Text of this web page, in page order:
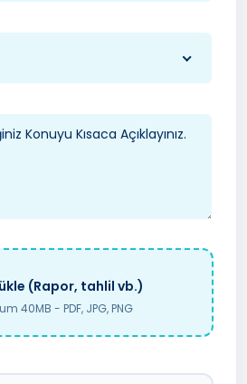
(Rapor, tahlil vb.)
40MB - PDF, JPG, PNG